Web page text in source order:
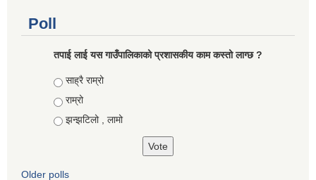
Poll
तपाई लाई यस गाउँपालिकाको प्रशासकीय काम कस्तो लाग्छ ?
Choices
साह्रै राम्रो
राम्रो
झन्झटिलो , लामो
Older polls